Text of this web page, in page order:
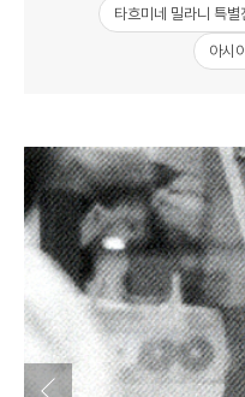
타흐미네 밀라니 특별
아시